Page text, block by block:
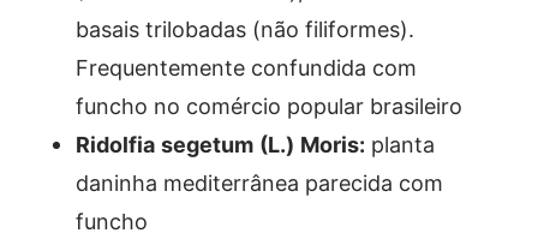
basais trilobadas (não filiformes).
Frequentemente confundida com
funcho no comércio popular brasileiro
Ridolfia segetum (L.) Moris: planta
daninha mediterrânea parecida com
funcho